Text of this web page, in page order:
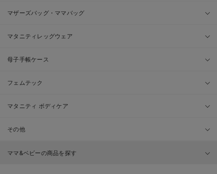
マザーズバッグ・ママバッグ
マタニティレッグウェア
母子手帳ケース
フェムテック
マタニティ ボディケア
その他
ママ&ベビーの商品を探す